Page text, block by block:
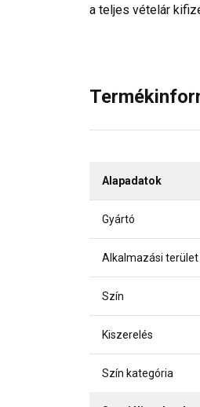
a teljes vételár
Alapadatok
Gyártó
Alkalmazási terület
Szín
Kiszerelés
Szín kategória